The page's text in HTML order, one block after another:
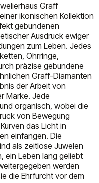
Graff
ikonischen Kollektion
gebundenen
Ausdruck ewiger
zum Leben. Jedes
Ohrringe,
präzise gebundene
Graff-Diamanten
der Arbeit von
Marke. Jede
organisch, wobei die
von Bewegung
das Licht in
einfangen. Die
als zeitlose Juwelen
ein Leben lang geliebt
werden
die Ehrfurcht vor dem